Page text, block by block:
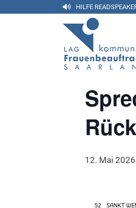
HILFE
« Alle
Diese
12. Mai